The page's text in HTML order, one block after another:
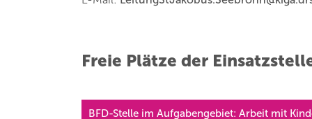
Freie Plätze der
BFD-Stelle im Aufgabengebiet: Arbeit mit